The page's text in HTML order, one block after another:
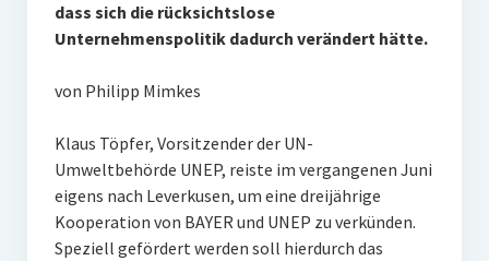
dass sich die rücksichtslose
Unternehmenspolitik dadurch verändert hätte.
von Philipp Mimkes
Klaus Töpfer, Vorsitzender der UN-
Umweltbehörde UNEP, reiste im vergangenen Juni
eigens nach Leverkusen, um eine dreijährige
Kooperation von BAYER und UNEP zu verkünden.
Speziell gefördert werden soll hierdurch das